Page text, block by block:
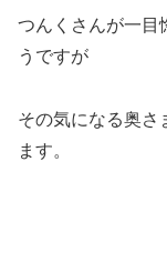
つんくさんが一目
うですが
その気になる奥さ
ます。